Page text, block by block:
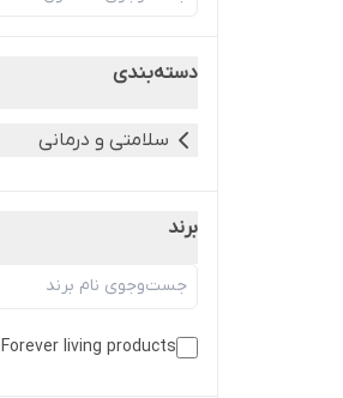
دسته‌بندی
سلامتی و درمانی
برند
Forever living products